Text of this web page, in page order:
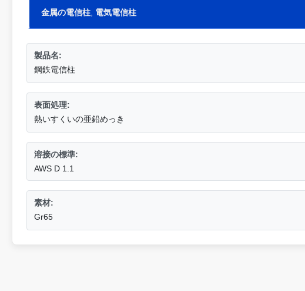
金属の電信柱 電気電信柱
製品名:
鋼鉄電信柱
表面処理:
熱いすくいの亜鉛めっき
溶接の標準:
AWS D 1.1
素材:
Gr65